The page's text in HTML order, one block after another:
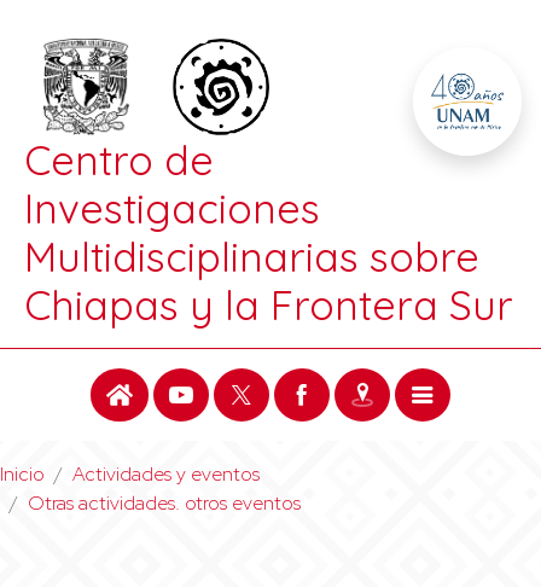
Centro de
Investigaciones
Multidisciplinarias sobre
Chiapas y la Frontera Sur
Inicio
Actividades y eventos
Otras actividades. otros eventos